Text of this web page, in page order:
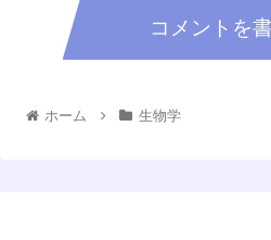
コメントを
ホーム 生物学